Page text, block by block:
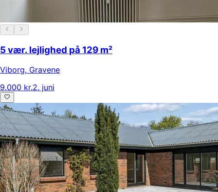
5 vær. lejlighed på 129 m²
Viborg, Gravene
9.000 kr.2. juni